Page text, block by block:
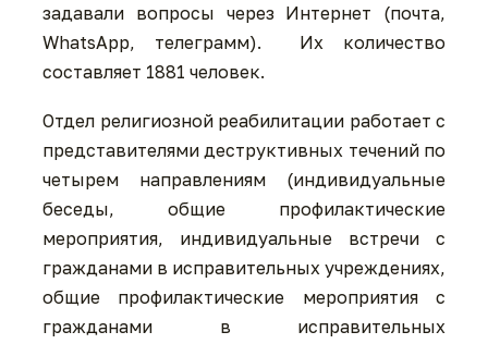
задавали вопросы через Интернет (почта,
WhatsApp, телеграмм). Их количество
составляет 1881 человек.
Отдел религиозной реабилитации работает с
представителями деструктивных течений по
четырем направлениям (индивидуальные
беседы, общие профилактические
мероприятия, индивидуальные встречи с
гражданами в исправительных учреждениях,
общие профилактические мероприятия с
гражданами в исправительных